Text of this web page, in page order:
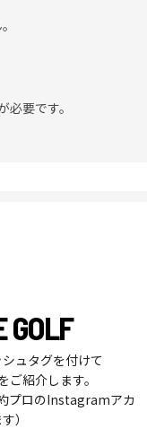
必要です。
GOLF
ュタグを付けて
紹介します。
プロのInstagramアカ
）